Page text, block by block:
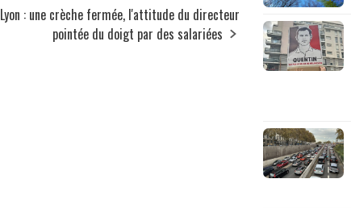
Lyon : une crèche fermée, l'attitude du directeur
pointée du doigt par des salariées